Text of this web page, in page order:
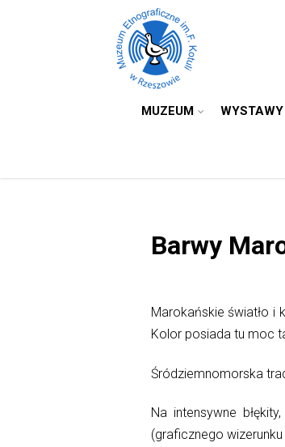
MUZEUM WYSTAWY
Barwy
Marokańskie światło i
Kolor posiada tu moc
Śródziemnomorska
Na intensywne
(graficznego wizerunku